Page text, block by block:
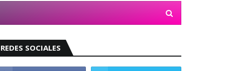
REDES SOCIALES